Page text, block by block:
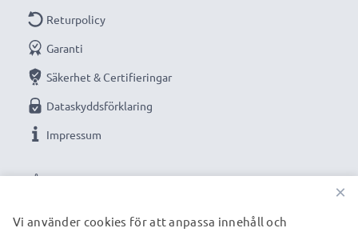
VÅRA BETALNINGSALTERNATIV
Returpolicy
Garanti
Säkerhet & Certifieringar
Dataskyddsförklaring
Impressum
×
Vi använder cookies för att anpassa innehåll och